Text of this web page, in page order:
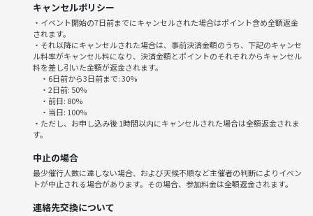
みんなで楽しくルールを覚えたり、上達してきたら大会出場も目指して
みたりと色々考えてるので、まずは一度新しい趣味を始めてみよう😄の
感覚でお気軽にご参加ください👍✨
キャンセルポリシー
・イベント開始の7日前までにキャンセルされた場合はポイント含め全額返金
されます。
・それ以降にキャンセルされた場合は、事前決済金額のうち、下記のキャンセ
ル料率がキャンセル料になり、決済金額とポイントのそれぞれからキャンセル
料を差し引いた金額が返金されます。
・6日前から3日前まで: 30%
・2日前: 50%
・前日: 80%
・当日: 100%
・ただし、お申し込み後 1時間以内にキャンセルされた場合は全額返金されま
す。
中止の場合
最少催行人数に達しない場合、および天候不順など主催者の判断によりイベン
トが中止される場合があります。その場合、参加料金は全額返金されます。
連絡先交換について